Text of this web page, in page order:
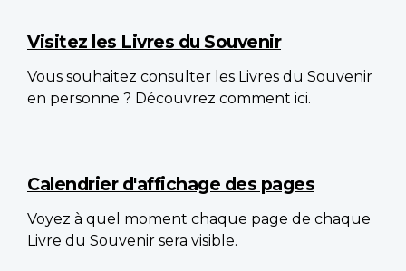
Visitez les Livres du Souvenir
Vous souhaitez consulter les Livres du Souvenir
en personne ? Découvrez comment ici.
Calendrier d'affichage des pages
Voyez à quel moment chaque page de chaque
Livre du Souvenir sera visible.